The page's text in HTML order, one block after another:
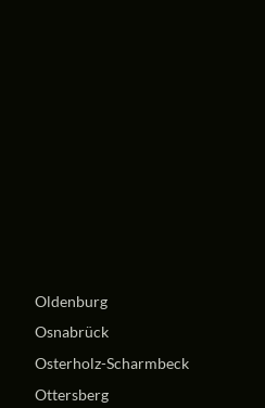
Oldenburg
Osnabrück
Osterholz-Scharmbeck
Ottersberg